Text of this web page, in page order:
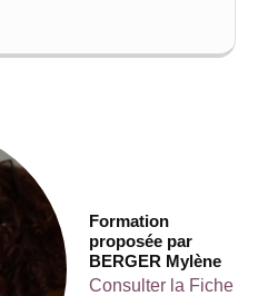
Formation
proposée par
BERGER Mylène
Consulter la Fiche